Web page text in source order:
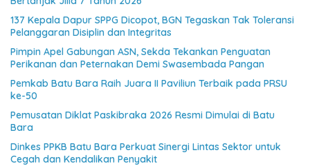
137 Kepala Dapur SPPG Dicopot, BGN Tegaskan Tak Toleransi
Pelanggaran Disiplin dan Integritas
Pimpin Apel Gabungan ASN, Sekda Tekankan Penguatan
Perikanan dan Peternakan Demi Swasembada Pangan
Pemkab Batu Bara Raih Juara II Paviliun Terbaik pada PRSU
ke-50
Pemusatan Diklat Paskibraka 2026 Resmi Dimulai di Batu
Bara
Dinkes PPKB Batu Bara Perkuat Sinergi Lintas Sektor untuk
Cegah dan Kendalikan Penyakit